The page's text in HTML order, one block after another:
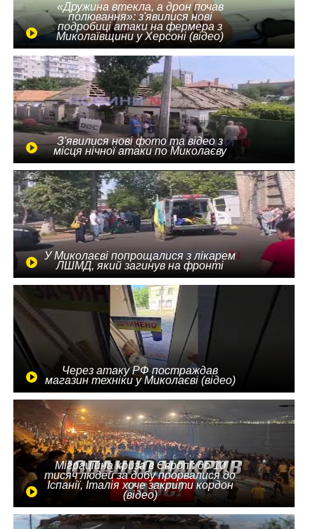
«Дружина втекла, а дрон почав
полювання»: з'явилися нові
подробиці атаки на фермера з
Миколаївщини у Херсоні (відео)
З'явилися нові фото та відео з
місця нічної атаки по Миколаєву
У Миколаєві попрощалися з лікарем
ЛШМД, який загинув на фронті
Через атаку РФ постраждав
магазин техніки у Миколаєві (відео)
Міграційна криза в Європі: до 10
тисяч людей за добу прорвалися до
Іспанії, Італія хоче закрити кордон
(відео)